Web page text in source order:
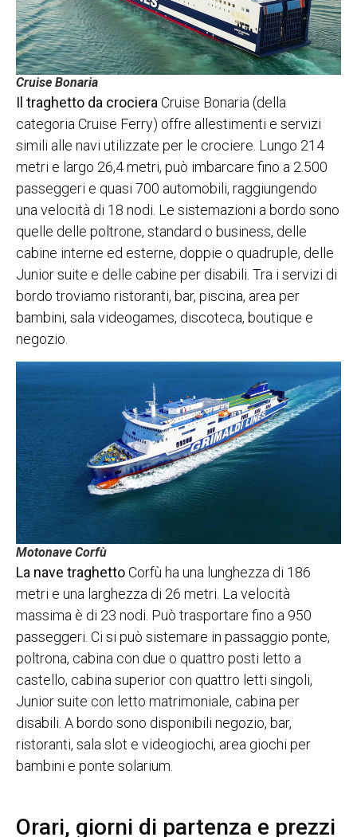
Cruise Bonaria
Il traghetto da crocieraCruise Bonaria (della
categoria Cruise Ferry) offre allestimenti e servizi
simili alle navi utilizzate per le crociere. Lungo 214
metri e largo 26,4 metri, può imbarcare fino a 2.500
passeggeri e quasi 700 automobili, raggiungendo
una velocità di 18 nodi. Le sistemazioni a bordo sono
quelle delle poltrone, standard o business, delle
cabine interne ed esterne, doppie o quadruple, delle
Junior suite e delle cabine per disabili. Tra i servizi di
bordo troviamo ristoranti, bar, piscina, area per
bambini, sala videogames, discoteca, boutique e
negozio.
Motonave Corfù
La nave traghettoCorfù ha una lunghezza di 186
metri e una larghezza di 26 metri. La velocità
massima è di 23 nodi. Può trasportare fino a 950
passeggeri. Ci si può sistemare in passaggio ponte,
poltrona, cabina con due o quattro posti letto a
castello, cabina superior con quattro letti singoli,
Junior suite con letto matrimoniale, cabina per
disabili. A bordo sono disponibili negozio, bar,
ristoranti, sala slot e videogiochi, area giochi per
bambini e ponte solarium.
Orari, giorni di partenza e prezzi